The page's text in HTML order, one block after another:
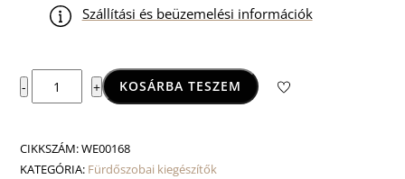
Szállítási és beüzemelési információk
-
Mamba
Chrome
polc
mennyiség
+ KOSÁRBA TESZEM
CIKKSZÁM:WE00168
KATEGÓRIA: Fürdőszobai kiegészítők